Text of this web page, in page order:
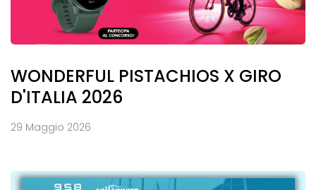
WONDERFUL PISTACHIOS X GIRO
D'ITALIA 2026
29 Maggio 2026